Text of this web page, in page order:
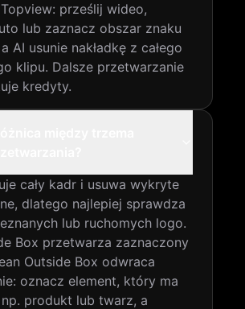
prześlij wideo,
lub zaznacz obszar znaku
AI usunie nakładkę z całego
klipu. Dalsze przetwarzanie
kredyty.
cały kadr i usuwa wykryte
dlatego najlepiej sprawdza
lub ruchomych logo.
Box przetwarza zaznaczony
Outside Box odwraca
oznacz element, który ma
produkt lub twarz, a